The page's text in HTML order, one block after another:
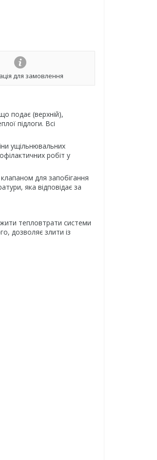
для замовлення
подає (верхній),
підлоги. Всі
ущільнювальних
робіт у
для запобігання
яка відповідає за
тепловтрати системи
дозволяє злити із